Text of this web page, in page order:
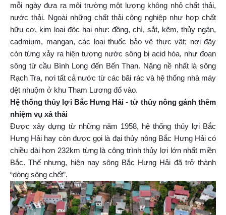
mỗi ngày đưa ra môi trường một lượng không nhỏ chất thải,
nước thải. Ngoài những chất thải công nghiệp như hợp chất
hữu cơ, kim loại độc hại như: đồng, chì, sắt, kẽm, thủy ngân,
cadmium, mangan, các loại thuốc bảo vệ thực vật; nơi đây
còn từng xảy ra hiện tượng nước sông bị acid hóa, như đoạn
sông từ cầu Bình Long đến Bến Than. Nặng nề nhất là sông
Rạch Tra, nơi tất cả nước từ các bãi rác và hệ thống nhà máy
dệt nhuộm ở khu Tham Lương đổ vào.
Hệ thống thủy lợi Bắc Hưng Hải - từ thủy nông gánh thêm
nhiệm vụ xả thải
Được xây dựng từ những năm 1958, hệ thống thủy lợi Bắc
Hưng Hải hay còn được gọi là đại thủy nông Bắc Hưng Hải có
chiều dài hơn 232km từng là công trình thủy lợi lớn nhất miền
Bắc. Thế nhưng, hiện nay sông Bắc Hưng Hải đã trở thành
“dòng sông chết”.